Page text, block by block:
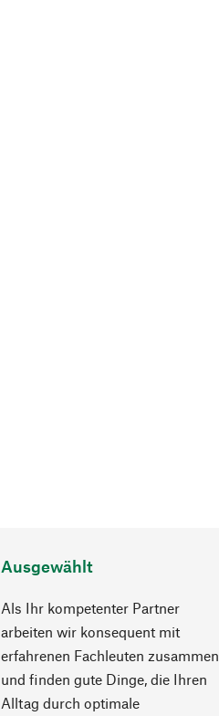
Ausgewählt
Als Ihr kompetenter Partner
arbeiten wir konsequent mit
erfahrenen Fachleuten zusammen
und finden gute Dinge, die Ihren
Alltag durch optimale